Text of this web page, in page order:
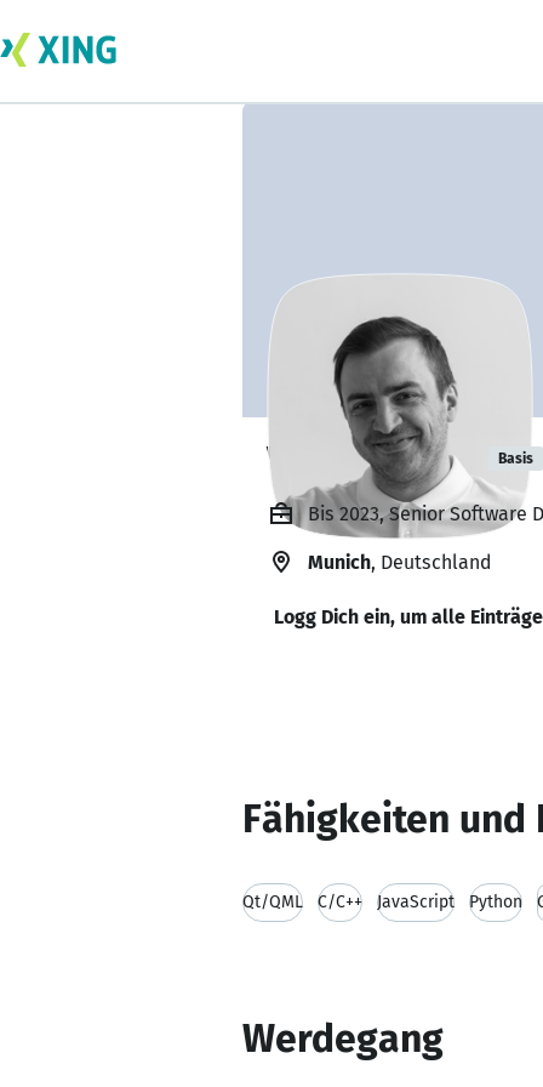
Vitaly Sednev Basis
Bis 2023, Senior Software
Munich, Deutschland
Logg Dich ein, um alle
Fähigkeiten und
Qt/QML C/C++ JavaScript Python
Werdegang